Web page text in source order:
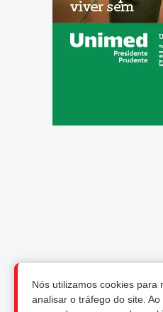
Nós utilizamos cookies para
analisar o tráfego do site.